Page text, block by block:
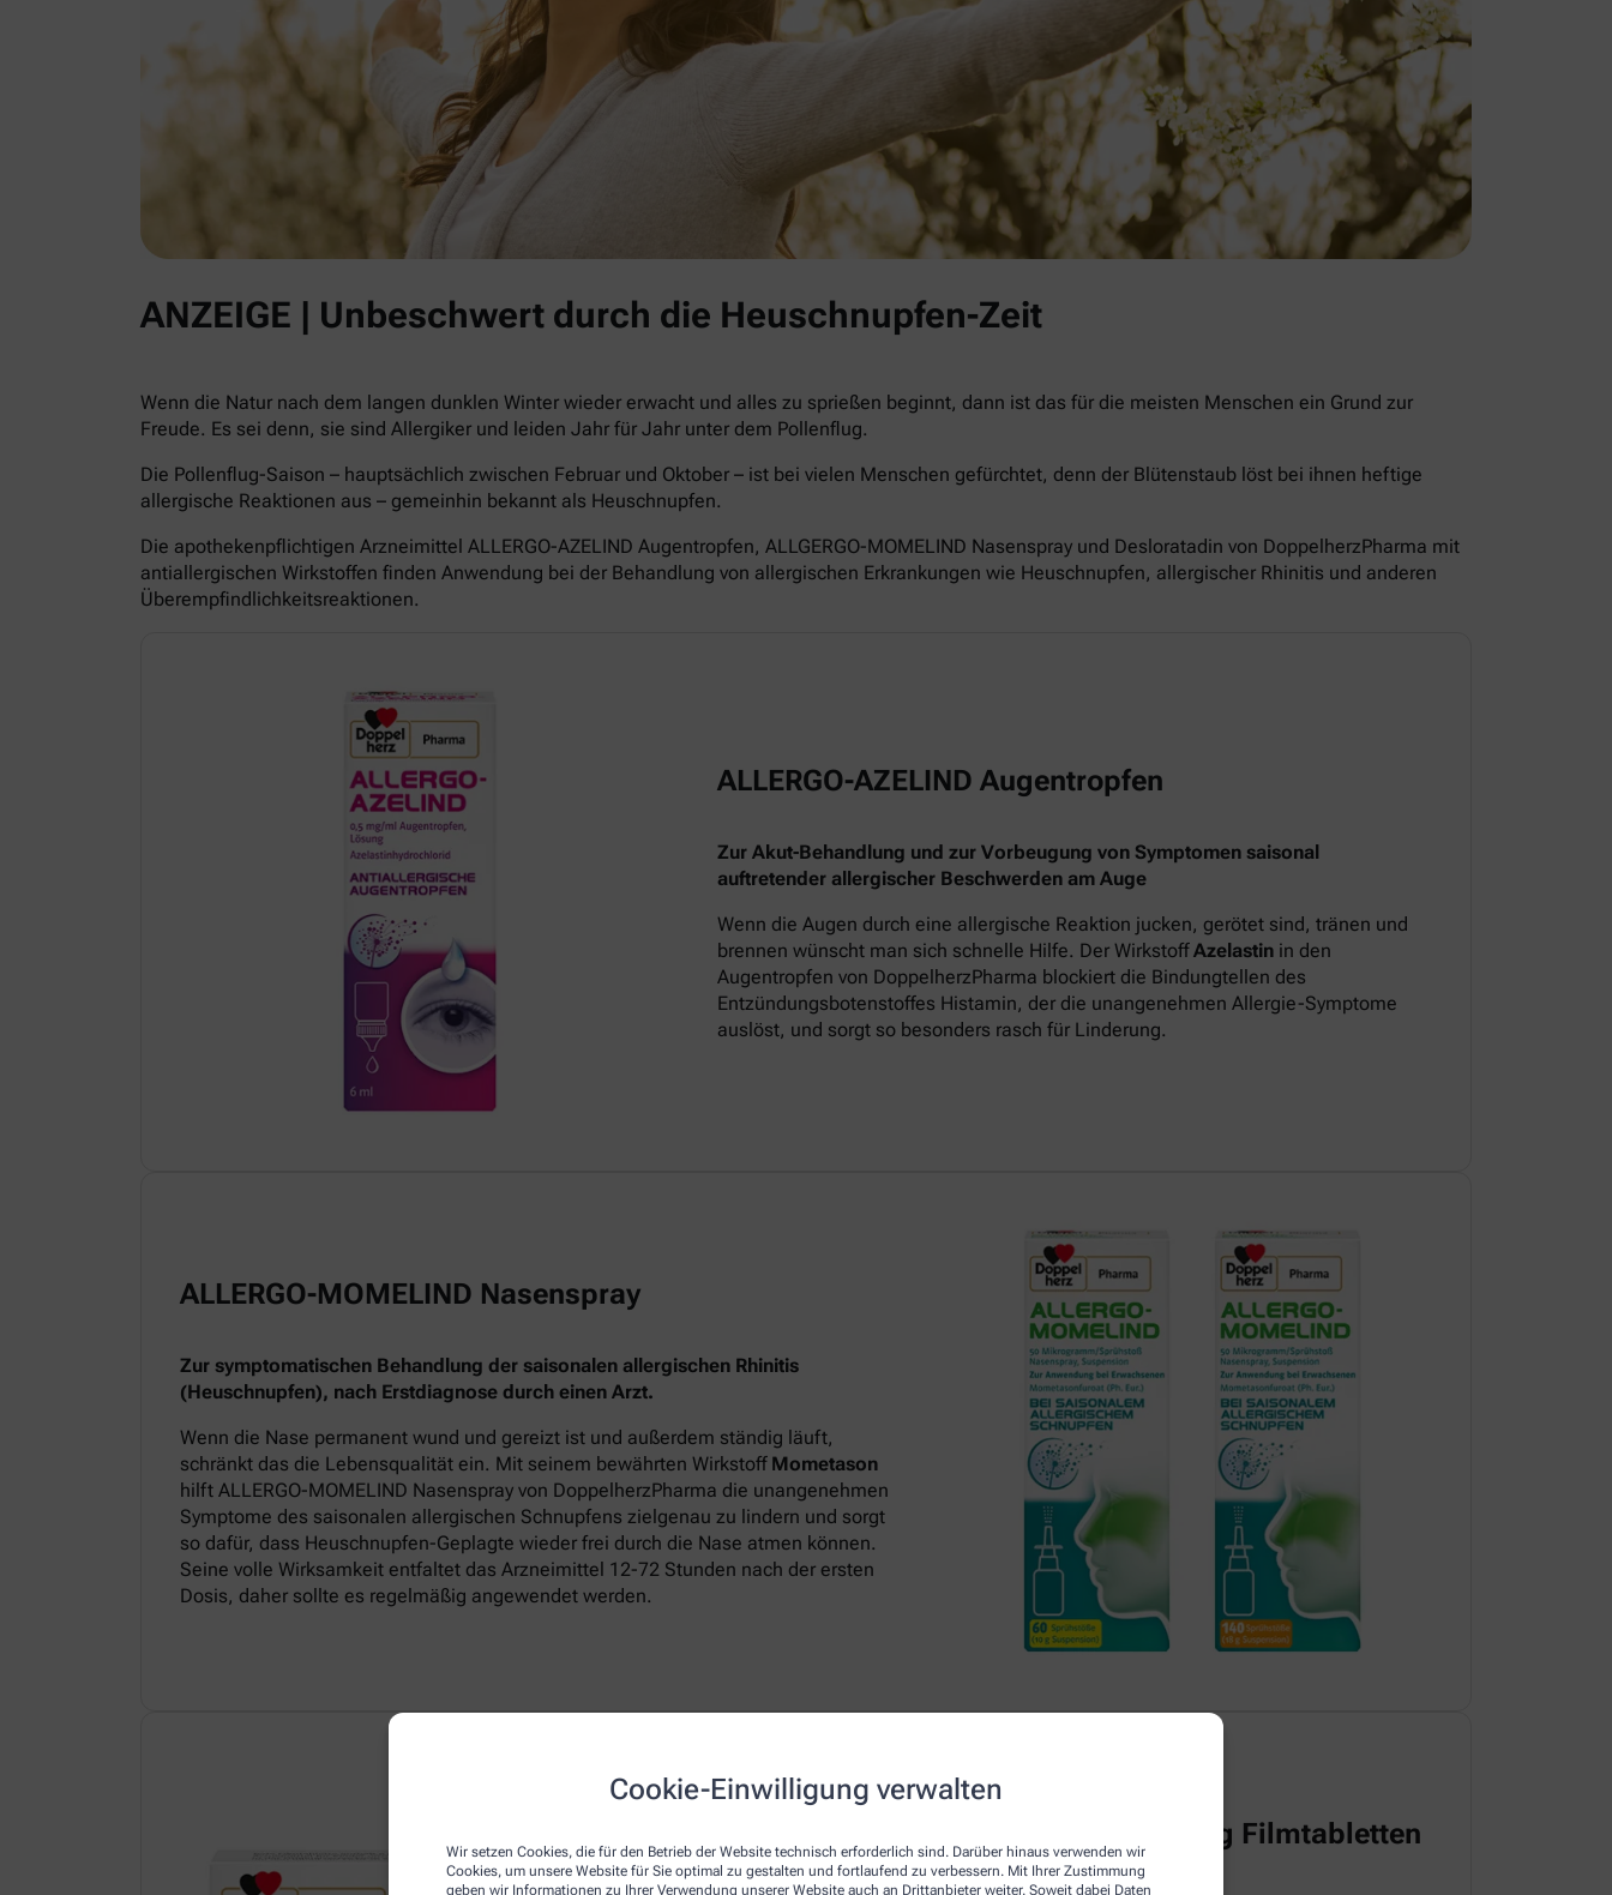
Cookie-Einwilligung verwalten
Wir setzen Cookies, die für den Betrieb der Website technisch erforderlich sind. Darüber hinaus verwenden wir
Cookies, um unsere Website für Sie optimal zu gestalten und fortlaufend zu verbessern. Mit Ihrer Zustimmung
geben wir Informationen zu Ihrer Verwendung unserer Website auch an Drittanbieter weiter. Soweit dabei Daten
ANZEIGE | Unbeschwert durch die Heuschnupfen-Zeit
Wenn die Natur nach dem langen dunklen Winter wieder erwacht und alles zu sprießen beginnt, dann ist das für die meisten Menschen ein Grund zur
Freude. Es sei denn, sie sind Allergiker und leiden Jahr für Jahr unter dem Pollenflug.
Die Pollenflug-Saison – hauptsächlich zwischen Februar und Oktober – ist bei vielen Menschen gefürchtet, denn der Blütenstaub löst bei ihnen heftige
allergische Reaktionen aus – gemeinhin bekannt als Heuschnupfen.
Die apothekenpflichtigen Arzneimittel ALLERGO-AZELIND Augentropfen, ALLGERGO-MOMELIND Nasenspray und Desloratadin von DoppelherzPharma mit
antiallergischen Wirkstoffen finden Anwendung bei der Behandlung von allergischen Erkrankungen wie Heuschnupfen, allergischer Rhinitis und anderen
Überempfindlichkeitsreaktionen.
ALLERGO-AZELIND Augentropfen
Zur Akut-Behandlung und zur Vorbeugung von Symptomen saisonal
auftretender allergischer Beschwerden am Auge
Wenn die Augen durch eine allergische Reaktion jucken, gerötet sind, tränen und
brennen wünscht man sich schnelle Hilfe. Der WirkstoffAzelastin in den
Augentropfen von DoppelherzPharma blockiert die Bindungtellen des
Entzündungsbotenstoffes Histamin, der die unangenehmen Allergie-Symptome
auslöst, und sorgt so besonders rasch für Linderung.
ALLERGO-MOMELIND Nasenspray
Zur symptomatischen Behandlung der saisonalen allergischen Rhinitis
(Heuschnupfen), nach Erstdiagnose durch einen Arzt.
Wenn die Nase permanent wund und gereizt ist und außerdem ständig läuft,
schränkt das die Lebensqualität ein. Mit seinem bewährten Wirkstoff Mometason
hilft ALLERGO-MOMELIND Nasenspray von DoppelherzPharma die unangenehmen
Symptome des saisonalen allergischen Schnupfens zielgenau zu lindern und sorgt
so dafür, dass Heuschnupfen-Geplagte wieder frei durch die Nase atmen können.
Seine volle Wirksamkeit entfaltet das Arzneimittel 12-72 Stunden nach der ersten
Dosis, daher sollte es regelmäßig angewendet werden.
Desloratadin DoppelherzPharma 5 mg Filmtabletten